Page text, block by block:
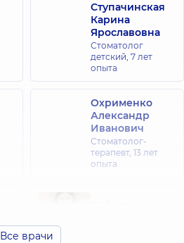
Ступачинская
Карина
Ярославовна
Стоматолог
детский, 7 лет
опыта
Охрименко
Александр
Иванович
Стоматолог-
терапевт, 13 лет
опыта
Все врачи